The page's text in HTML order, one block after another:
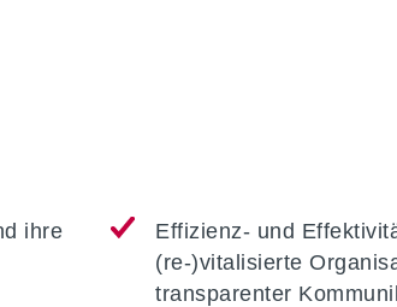
ihre
Effizienz- und
(re-)vitalisierte
transparenter